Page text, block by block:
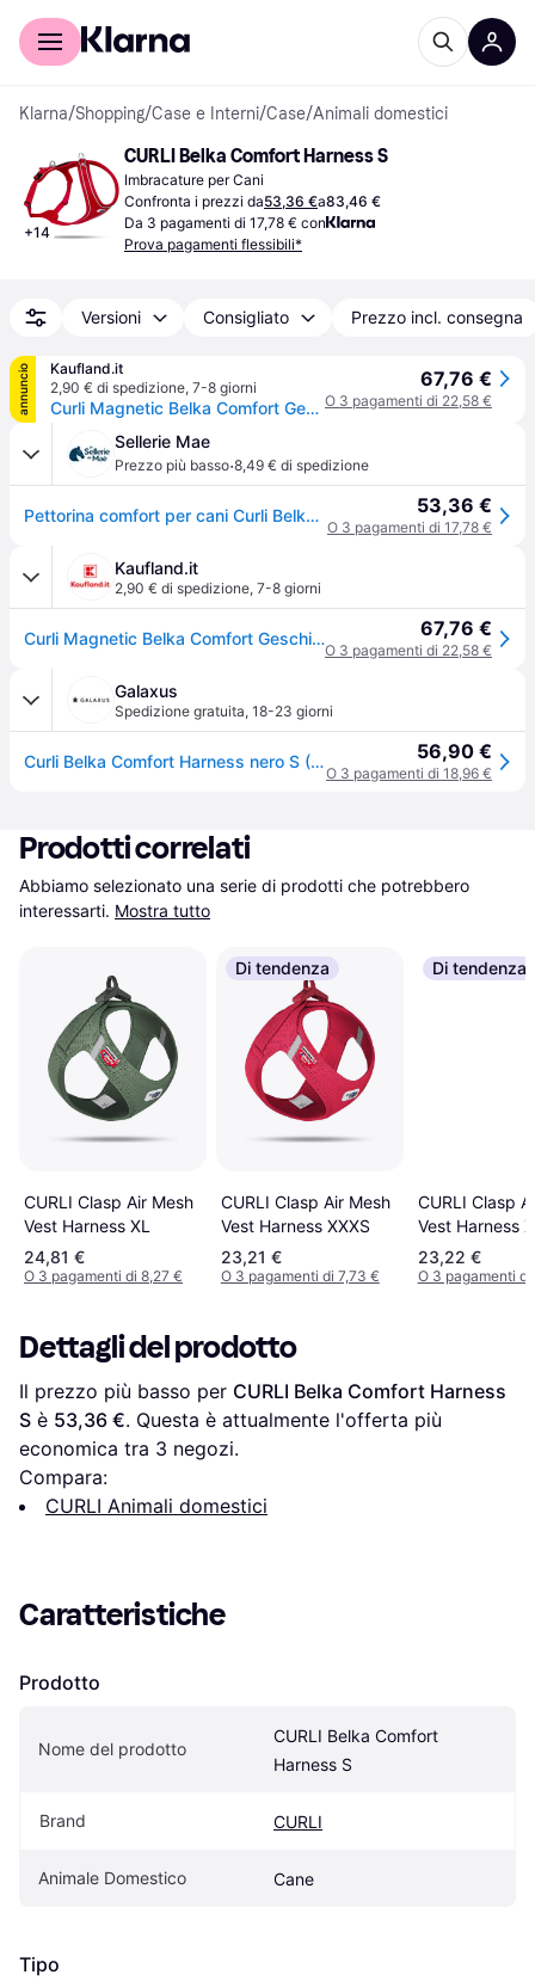
Per il tuo shopping
Klarna/Shopping/Case e Interni/Case/Animali domestici
+14
CURLI Belka Comfort Harness S
Imbracature per Cani
Confronta i prezzi da53,36 €a83,46 €
Da 3 pagamenti di 17,78 € con
Prova pagamenti flessibili*
Versioni Consigliato Prezzo incl. consegna
annuncio
Kaufland.it
2,90 € di spedizione, 7-8 giorni
Curli Magnetic Belka Comfort Geschirr Schwarz S
67,76 €
O 3 pagamenti di 22,58 €
Sellerie Mae
Prezzo più basso·8,49 € di spedizione
Pettorina comfort per cani Curli Belka - Noir 53,36 €
O 3 pagamenti di 17,78 €
Kaufland.it
2,90 € di spedizione, 7-8 giorni
Curli Magnetic Belka Comfort Geschirr Schwarz S 67,76 €
O 3 pagamenti di 22,58 €
Galaxus
Spedizione gratuita, 18-23 giorni
Curli Belka Comfort Harness nero S (S, Cane, Generale), Collare + Guinzaglio 56,90 €
O 3 pagamenti di 18,96 €
Prodotti correlati
Abbiamo selezionato una serie di prodotti che potrebbero
interessarti. Mostra tutto
CURLI Clasp Air Mesh
Vest Harness XL
24,81 €
O 3 pagamenti di 8,27 €
Di tendenza
CURLI Clasp Air Mesh
Vest Harness XXXS
23,21 €
O 3 pagamenti di 7,73 €
Di tendenza
CURLI Clasp
Vest Harness
23,22 €
O 3 pagamenti di
Dettagli del prodotto
Il prezzo più basso per CURLI Belka Comfort Harness
S è 53,36 €. Questa è attualmente l'offerta più
economica tra 3 negozi.
Compara:
CURLI Animali domestici
Caratteristiche
Prodotto
Nome del prodotto
CURLI Belka Comfort
Harness S
Brand CURLI
Animale Domestico Cane
Tipo